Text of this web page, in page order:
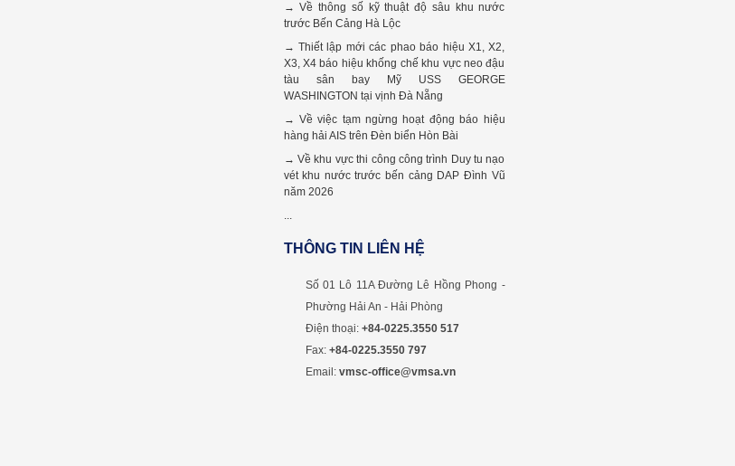
→ Về thông số kỹ thuật độ sâu khu nước
trước Bến Cảng Hà Lộc
→ Thiết lập mới các phao báo hiệu X1, X2,
X3, X4 báo hiệu khống chế khu vực neo đậu
tàu sân bay Mỹ USS GEORGE
WASHINGTON tại vịnh Đà Nẵng
→ Về việc tạm ngừng hoạt động báo hiệu
hàng hải AIS trên Đèn biển Hòn Bài
→ Về khu vực thi công công trình Duy tu nạo
vét khu nước trước bến cảng DAP Đình Vũ
năm 2026
...
THÔNG TIN LIÊN HỆ
Số 01 Lô 11A Đường Lê Hồng Phong -
Phường Hải An - Hải Phòng
Điện thoại: +84-0225.3550 517
Fax: +84-0225.3550 797
Email: vmsc-office@vmsa.vn